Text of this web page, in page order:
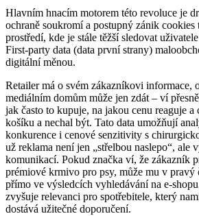
Hlavním hnacím motorem této revoluce je
ochraně soukromí a postupný zánik cookies
prostředí, kde je stále těžší sledovat
First-party data (data první strany)
digitální měnou.
Retailer má o svém zákazníkovi informace,
mediálním domům může jen zdát – ví
jak často to kupuje, na jakou cenu reaguje
košíku a nechal být. Tato data umožňují
konkurence i cenové senzitivity s
už reklama není jen „střelbou naslepo“, ale
komunikací. Pokud značka ví, že zákazník
prémiové krmivo pro psy, může mu v pravý
přímo ve výsledcích vyhledávání na e-
zvyšuje relevanci pro spotřebitele, který
dostává užitečné doporučení.